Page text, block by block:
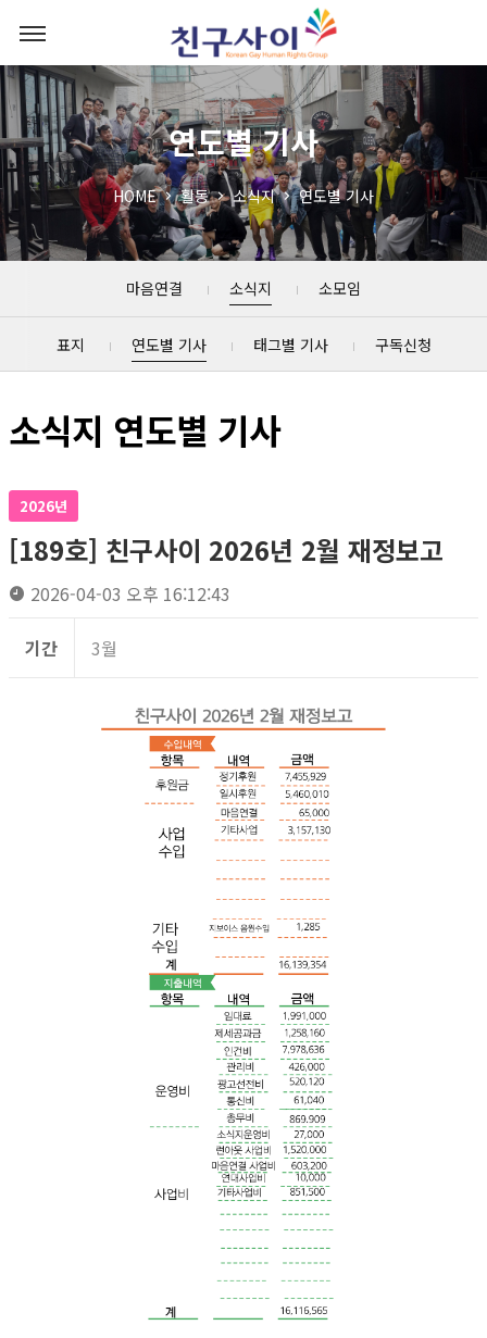
연도별 기사
HOME 활동 소식지 연도별 기사
마음연결 소식지 소모임
표지 연도별 기사 태그별 기사 구독신청
소식지 연도별 기사
2026년
[189호] 친구사이 2026년 2월 재정보고
2026-04-03 오후 16:12:43
기간 3월